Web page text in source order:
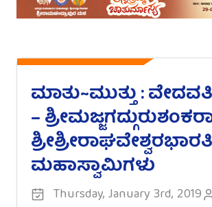
ಮಾತು~ಮುತ್ತು :
–
ಮಹಾಸ್ವಾಮಿಗಳು
Thursday, January 3rd, 2019